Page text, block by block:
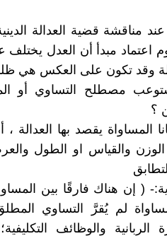
مناقشة قضية العدالة
اعتماد مبدأ أن العدل
وقد تكون على العكس هي
مصطلح التساوي أو
؟
المساواة يقصد بها العدالة
والقياس او الطول
( إن هناك فارقًا بين
لم يُقرَّ التساوي
الربانية والوظائف